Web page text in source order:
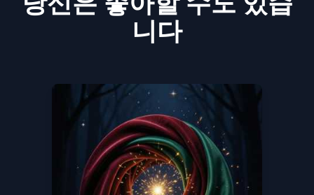
니다